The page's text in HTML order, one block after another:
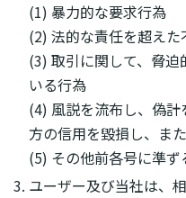
(1) 暴力的な要求行為
(2) 法的な責任を超え
(3) 取引に関して、脅
いる行為
(4) 風説を流布し、偽
方の信用を毀損し、ま
(5) その他前各号に準ず
ユーザー及び当社は、